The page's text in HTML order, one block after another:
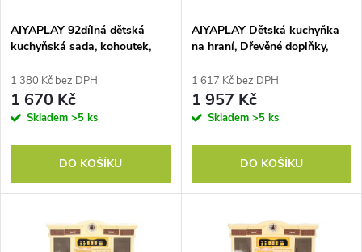
p
r
o
u
s
p
r
o
d
AIYAPLAY 92dílná dětská
kuchyňská sada, kohoutek,
1 380 Kč bez DPH
1 670 Kč
Skladem >5 ks
DO KOŠÍKU
AIYAPLAY Dětská kuchyňka
na hraní, Dřevěné doplňky,
Kompaktní, Zvuky, Růžová
1 617 Kč bez DPH
1 957 Kč
Skladem >5 ks
DO KOŠÍKU